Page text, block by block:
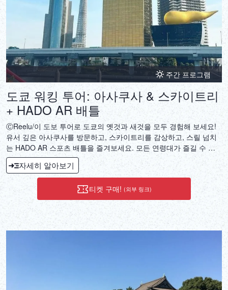
주간 프로그램
도쿄 워킹 투어: 아사쿠사 & 스카이트리
+ HADO AR 배틀
ⒸReelu/이 도보 투어로 도쿄의 옛것과 새것을 모두 경험해 보세요!
유서 깊은 아사쿠사를 방문하고, 스카이트리를 감상하고, 스릴 넘치
는 HADO AR 스포츠 배틀을 즐겨보세요. 모든 연령대가 즐길 수 있
는 독특하고 액션으로 가득한 경험입니다.
자세히 알아보기
티켓 구매! (외부 링크)